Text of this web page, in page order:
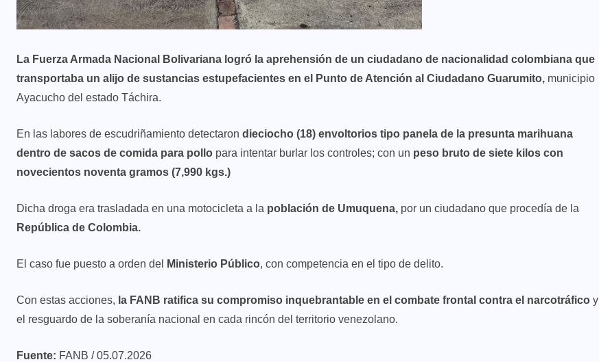
La Fuerza Armada Nacional Bolivariana logró la aprehensión de un ciudadano de nacionalidad colombiana que
transportaba un alijo de sustancias estupefacientes en el Punto de Atención al Ciudadano Guarumito, municipio
Ayacucho del estado Táchira.
En las labores de escudriñamiento detectaron dieciocho (18) envoltorios tipo panela de la presunta marihuana
dentro de sacos de comida para pollo para intentar burlar los controles; con un peso bruto de siete kilos con
novecientos noventa gramos (7,990 kgs.)
Dicha droga era trasladada en una motocicleta a la población de Umuquena, por un ciudadano que procedía de la
República de Colombia.
El caso fue puesto a orden del Ministerio Público, con competencia en el tipo de delito.
Con estas acciones, la FANB ratifica su compromiso inquebrantable en el combate frontal contra el narcotráfico y
el resguardo de la soberanía nacional en cada rincón del territorio venezolano.
Fuente: FANB / 05.07.2026